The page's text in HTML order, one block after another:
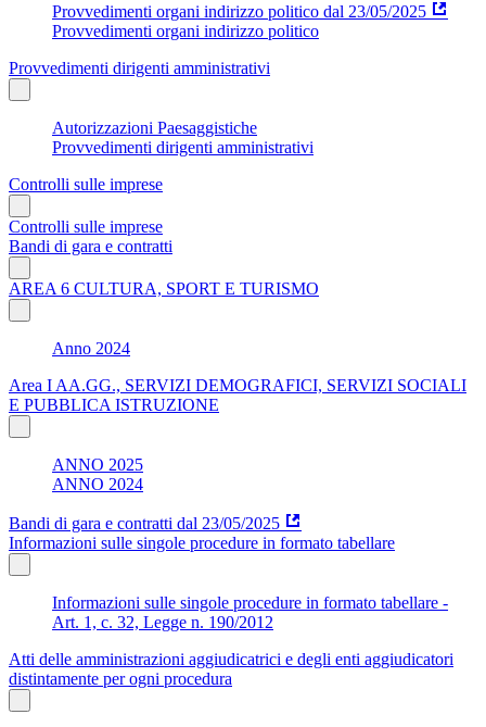
Provvedimenti organi indirizzo politico dal 23/05/2025
Provvedimenti organi indirizzo politico
Provvedimenti dirigenti amministrativi
Autorizzazioni Paesaggistiche
Provvedimenti dirigenti amministrativi
Controlli sulle imprese
Controlli sulle imprese
Bandi di gara e contratti
AREA 6 CULTURA, SPORT E TURISMO
Anno 2024
Area I AA.GG., SERVIZI DEMOGRAFICI, SERVIZI SOCIALI
E PUBBLICA ISTRUZIONE
ANNO 2025
ANNO 2024
Bandi di gara e contratti dal 23/05/2025
Informazioni sulle singole procedure in formato tabellare
Informazioni sulle singole procedure in formato tabellare -
Art. 1, c. 32, Legge n. 190/2012
Atti delle amministrazioni aggiudicatrici e degli enti aggiudicatori
distintamente per ogni procedura